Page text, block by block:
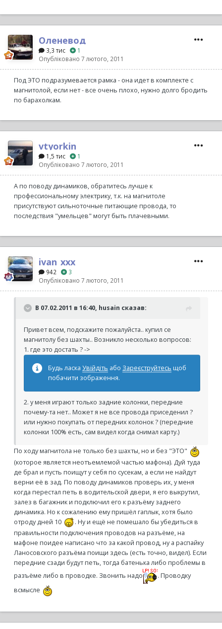
Оленевод
3,3 тис
1
Опубліковано 7 лютого, 2011
Под ЭТО подразумевается рамка - она идет в комплекте с
магнитолой, если нет - все очень плохо, нужно долго бродить
по барахолкам.
vtyorkin
1,5 тис
1
Опубліковано 7 лютого, 2011
А по поводу динамиков, обратитесь лучше к
профессиональному электрику, т.к. на магнитоле
присутствуют сильноточные питающие провода, то
последствия "умельцев" могут быть плачевными.
ivan_xxx
942
3
Опубліковано 7 лютого, 2011
В 07.02.2011 в 16:40, husain сказав:
Привет всем, подскажите пожалуйста.. купил се
магнитолу без шахты.. Возникло несколько вопросов:
1. где это достать ? ->
Будь ласка Увійдіть або Зареєструйтесь щоб
побачити зображення.
2. у меня играют только задние колонки, передние
почему-та нет.. Может я не все провода приседенил ?
или нужно покупать от передних колонок ? (передние
колонки 100% есть, сам видел когда снимал карту.)
По ходу магнитола не только без шахты, но и без "ЭТО"
(которое является неотъемлемой частью мафона). Дуй туда
де брал и пусть поищут у себя по сусекам, а если не найдут
верни её в зад. По поводу динамиков проверь их, у меня
когда перестал петь в водительской двери, я его выкрутил,
залез в багажник и подключил его к разъёму заднего
динамика. Но к сожалению ему пришёл гаплык, хотя было
отроду дней 10
. Ну и ещё не помешало бы убедиться в
правильности подключения проводов на разъёме, на
мафоне поидее написано что за какой провод, ну а распайку
Ланосовского разъёма поищи здесь (есть точно, видел). Если
передние сзади будут петь, тогда батенька либо проблемы в
разъёме либо в проводке. Звонить надо
. Проводку
всмысле